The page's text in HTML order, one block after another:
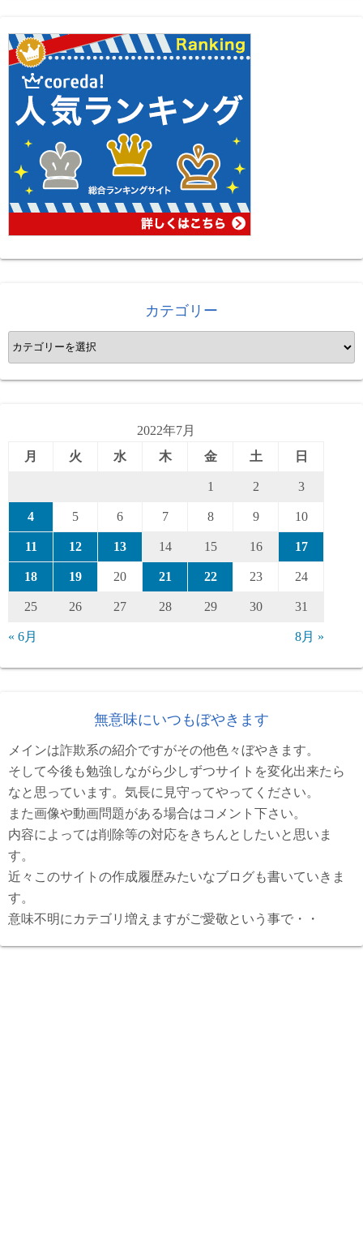
カテゴリー
カ
テ
ゴ
2022年7月
月
火 水 木 金 土 日
1 2 3
4 5 6 7 8 9 10
11 12 13 14 15 16 17
18 19 20 21 22 23 24
25 26 27 28 29 30 31
« 6月 8月 »
無意味にいつもぼやきます
メインは詐欺系の紹介ですがその他色々ぼやきます。
そして今後も勉強しながら少しずつサイトを変化出来たら
なと思っています。気長に見守ってやってください。
また画像や動画問題がある場合はコメント下さい。
内容によっては削除等の対応をきちんとしたいと思いま
す。
近々このサイトの作成履歴みたいなブログも書いていきま
す。
意味不明にカテゴリ増えますがご愛敬という事で・・